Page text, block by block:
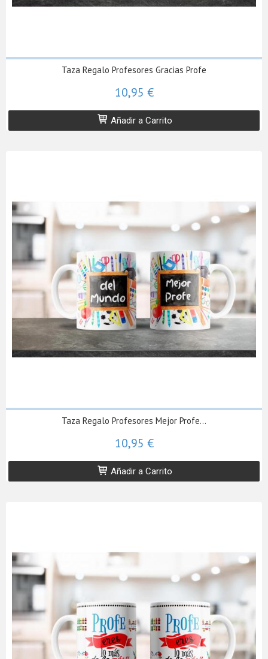
Taza Regalo Profesores Gracias Profe
10,95 €
Añadir a Carrito
Taza Regalo Profesores Mejor Profe...
10,95 €
Añadir a Carrito